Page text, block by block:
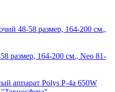
размер, 164-200 см., Neo 81-